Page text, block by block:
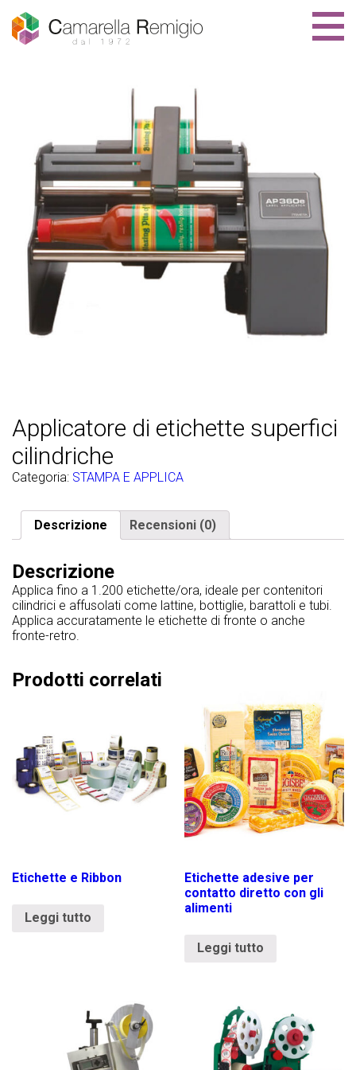
Applicatore di etichette superfici
cilindriche
Categoria: STAMPA E APPLICA
Descrizione Recensioni (0)
Descrizione
Applica fino a 1.200 etichette/ora, ideale per contenitori
cilindrici e affusolati come lattine, bottiglie, barattoli e tubi.
Applica accuratamente le etichette di fronte o anche
fronte-retro.
Prodotti correlati
Etichette e Ribbon
Leggi tutto
Etichette adesive per
contatto diretto con gli
alimenti
Leggi tutto